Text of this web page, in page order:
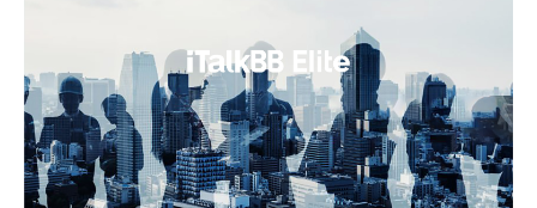
养老 非盈利组织